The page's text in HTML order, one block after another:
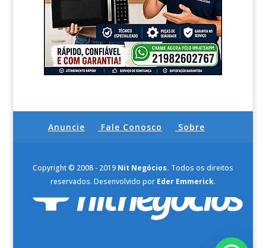
Anuncie Fale Conosco Sobre
Copyright © 2008 - 2019 Nit Negócios. Todos os direitos
reservados. Desenvolvido por Eder Emmerick.